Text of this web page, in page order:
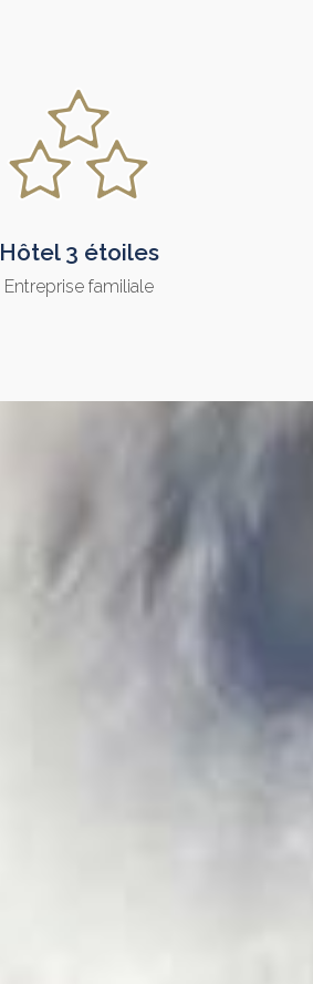
Hôtel 3 étoiles
Entreprise familiale